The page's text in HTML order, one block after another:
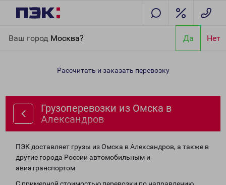
Ваш город Москва? Да Нет
Александров
Рассчитать и заказать перевозку
Грузоперевозки из Омска в
Александров
ПЭК доставляет грузы из Омска в Александров, а также в
другие города России автомобильным и
авиатранспортом.